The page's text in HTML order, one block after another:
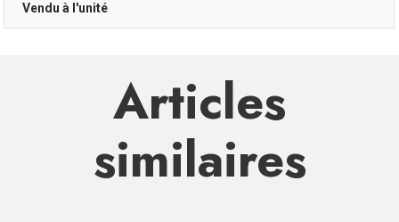
Vendu à l'unité
Articles
similaires